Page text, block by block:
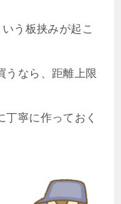
う板挟みが起こ
うなら、距離上限
寧に作っておく